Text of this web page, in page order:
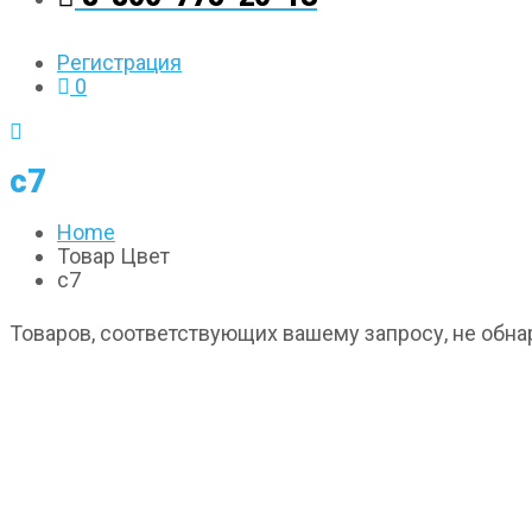
Регистрация
0
с7
Home
Товар Цвет
с7
Товаров, соответствующих вашему запросу, не